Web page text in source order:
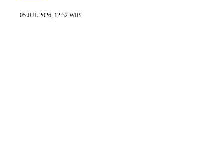
05 JUL 2026, 12:32 WIB